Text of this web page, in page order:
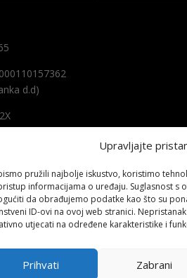
Upravljajte
pružili najbolje iskustvo, koristimo
informacijama o uređaju. Suglasnost s
da obrađujemo podatke kao što su
ID-ovi na ovoj web stranici.
utjecati na određene karakteristike i
Prihvati Zabrani
d.d)